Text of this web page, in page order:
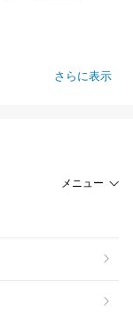
さらに表示
メニュー